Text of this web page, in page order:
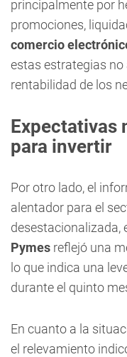
principalmente por
promociones,
comercio
estas estrategias
rentabilidad de los
Expectativas
para invertir
Por otro lado, el
alentador para el
desestacionalizada,
Pymes reflejó una
lo que indica una
durante el quinto
En cuanto a la
el relevamiento